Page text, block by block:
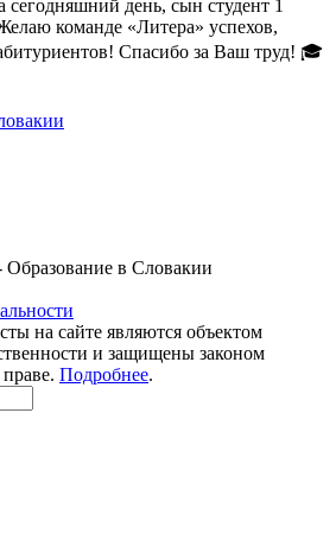
день, сын студент 1
команде «Литера» успехов,
Спасибо за Ваш труд! 🎓
в Словакии
на сайте являются объектом
и защищены законом
Подробнее.